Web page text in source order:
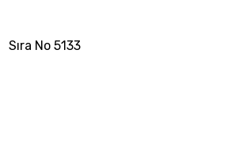
Sıra No 5133